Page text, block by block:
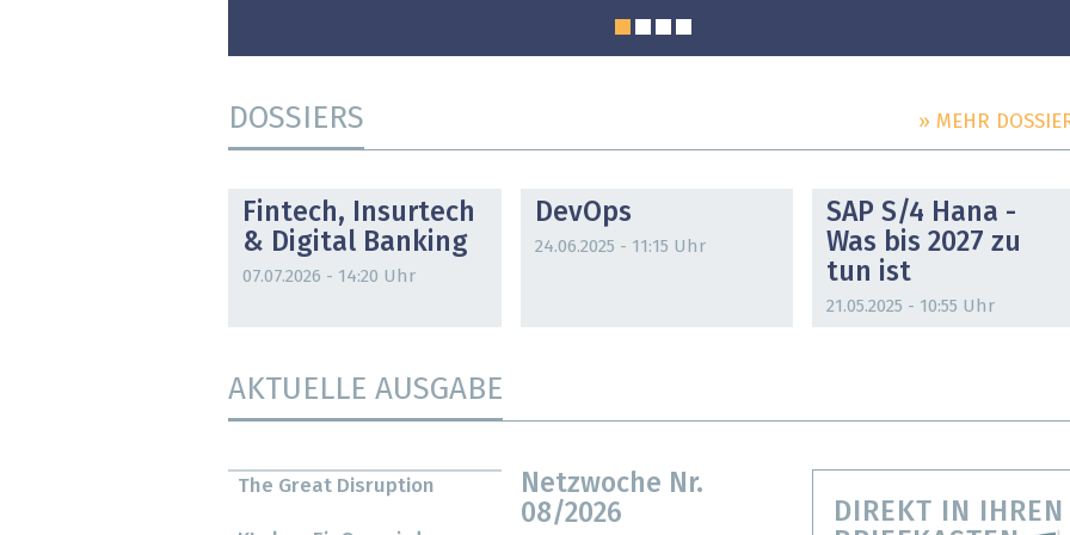
DOSSIERS » MEHR
Fintech, Insurtech
& Digital Banking
07.07.2026 - 14:20 Uhr
DevOps
24.06.2025 - 11:15 Uhr
SAP S/4 Hana -
Was bis 2027 zu
tun ist
21.05.2025 - 10:55 Uhr
AKTUELLE AUSGABE
Netzwoche Nr.
08/2026
The Great Disruption
DIREKT IN IHREN